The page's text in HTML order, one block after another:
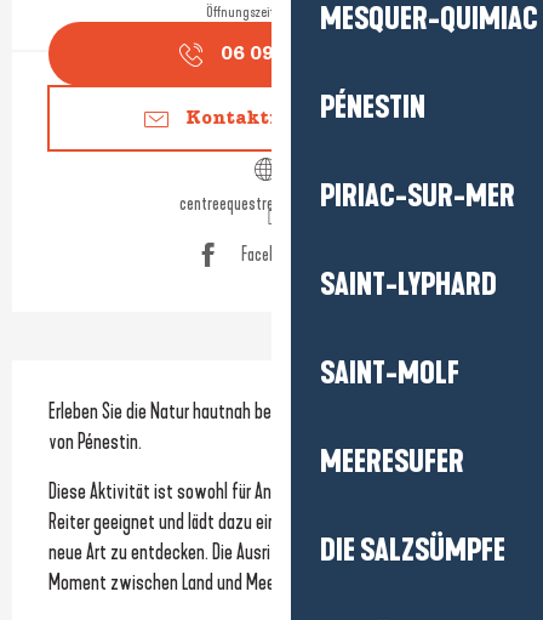
MESQUER-QUIMIAC
PÉNESTIN
PIRIAC-SUR-MER
SAINT-LYPHARD
SAINT-MOLF
MEERESUFER
DIE SALZSÜMPFE
Öffnungszeiten ansehen
06 09 72 65
Kontaktieren Sie uns
centreequestrebriere.ffe.com
Facebook Seite
Beschreibung
Erleben Sie die Natur hautnah bei einem Ausritt auf den Wegen
von Pénestin.
Diese Aktivität ist sowohl für Anfänger als auch für erfahrene
Reiter geeignet und lädt dazu ein, die Gemeinde auf eine ganz
neue Art zu entdecken. Die Ausritte bieten einen besonderen
Moment zwischen Land und Meer, ganz im...